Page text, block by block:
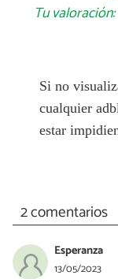
Tu valoración:
Si no
cualquier
estar
2 comentarios
Esperanza
13/05/2023